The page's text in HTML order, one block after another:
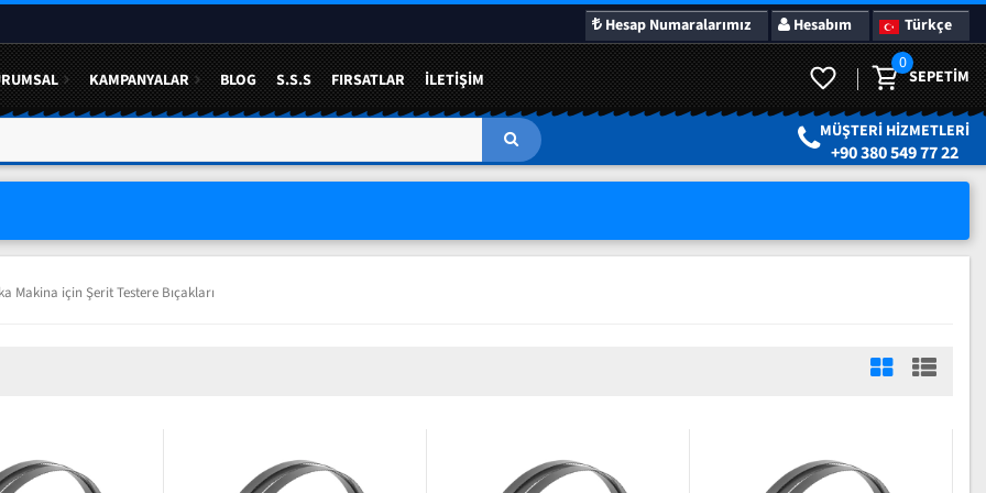
Hesap Numaralarımız Hesabım Türkçe
KAMPANYALAR BLOG S.S.S FIRSATLAR İLETIŞIM
0
SEPETIM
MÜŞTERI HIZMETLERI
+90 380 549 77 22
Makina için Şerit Testere Bıçakları